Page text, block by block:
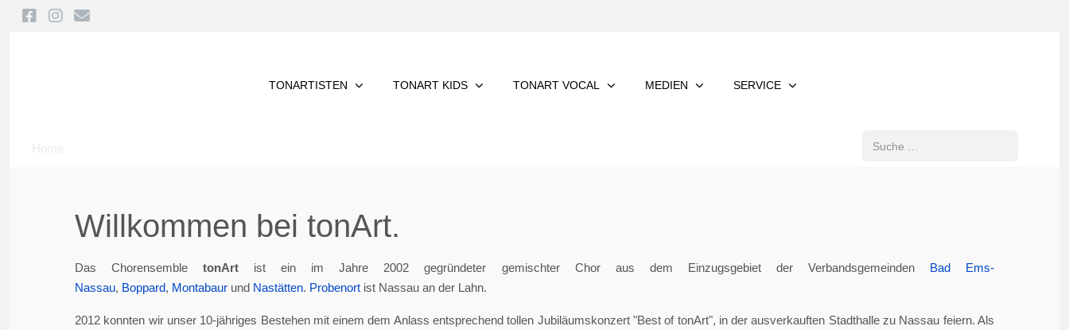
TONARTISTEN TONART KIDS TONART VOCAL MEDIEN SERVICE
Home
Suchen
Willkommen bei tonArt.
Das ChorensembletonArt ist ein im Jahre 2002 gegründeter gemischter Chor aus dem Einzugsgebiet der Verbandsgemeinden Bad Ems-
Nassau, Boppard, Montabaur und Nastätten. Probenort ist Nassau an der Lahn.
2012 konnten wir unser 10-jähriges Bestehen mit einem dem Anlass entsprechend tollen Jubiläumskonzert "Best of tonArt", in der ausverkauften Stadthalle zu Nassau feiern. Als